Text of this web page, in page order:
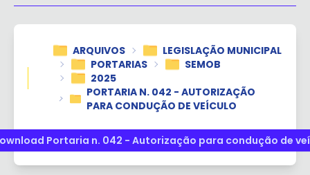
ARQUIVOS
LEGISLAÇÃO MUNICIPAL
PORTARIAS
SEMOB
2025
PORTARIA N. 042 - AUTORIZAÇÃO
PARA CONDUÇÃO DE VEÍCULO
Portaria n. 042 - Autorização para condução de